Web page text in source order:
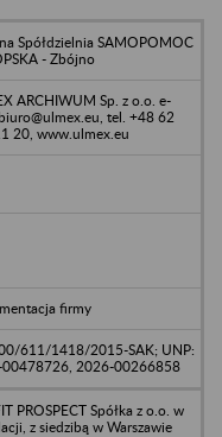
Spółdzielnia SAMOPOMOC
- Zbójno
ARCHIWUM Sp. z o.o. e-
tel. +48 62
20, www.ulmex.eu
firmy
611/1418/2015-SAK; UNP:
2026-00266858
PROSPECT Spółka z o.o. w
z siedzibą w Warszawie